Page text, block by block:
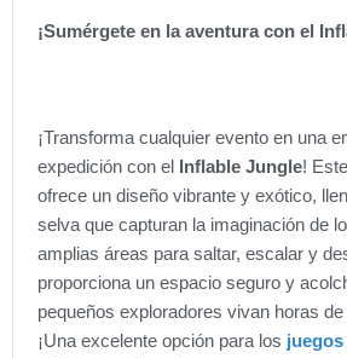
¡Sumérgete en la aventura con el
¡Transforma cualquier evento en una
expedición con el Inflable Jungle!
ofrece un diseño vibrante y exótico,
selva que capturan la imaginación de
amplias áreas para saltar, escalar y
proporciona un espacio seguro y
pequeños exploradores vivan horas
¡Una excelente opción para los